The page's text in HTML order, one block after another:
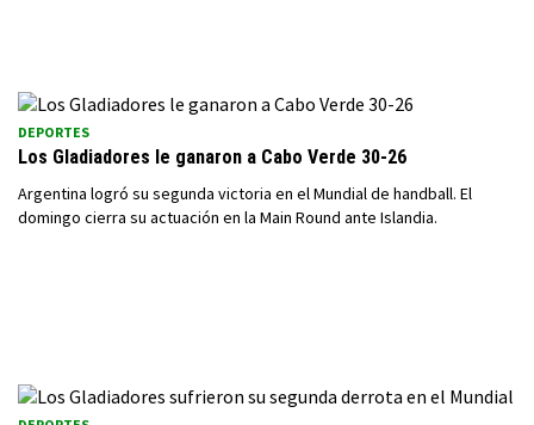
DEPORTES
Los Gladiadores le ganaron a Cabo Verde 30-26
Argentina logró su segunda victoria en el Mundial de handball. El
domingo cierra su actuación en la Main Round ante Islandia.